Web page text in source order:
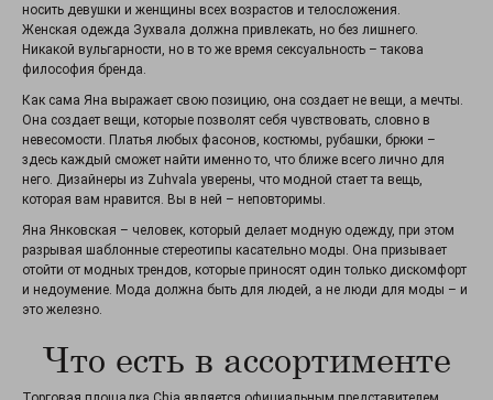
носить девушки и женщины всех возрастов и телосложения.
Женская одежда Зухвала должна привлекать, но без лишнего.
Никакой вульгарности, но в то же время сексуальность – такова
философия бренда.
Как сама Яна выражает свою позицию, она создает не вещи, а мечты.
Она создает вещи, которые позволят себя чувствовать, словно в
невесомости. Платья любых фасонов, костюмы, рубашки, брюки –
здесь каждый сможет найти именно то, что ближе всего лично для
него. Дизайнеры из Zuhvala уверены, что модной стает та вещь,
которая вам нравится. Вы в ней – неповторимы.
Яна Янковская – человек, который делает модную одежду, при этом
разрывая шаблонные стереотипы касательно моды. Она призывает
отойти от модных трендов, которые приносят один только дискомфорт
и недоумение. Мода должна быть для людей, а не люди для моды – и
это железно.
Что есть в ассортименте